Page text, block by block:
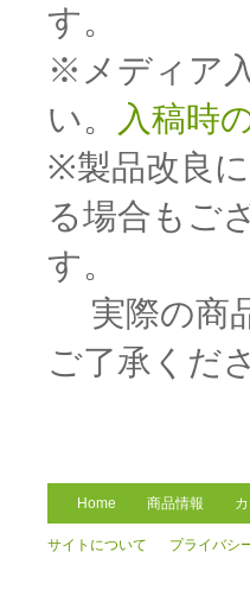
す。
※メディア
い。
入稿時
※製品改良
る場合もご
す。
実際の商
ご了承くだ
Home 商品情報
サイトについて プライバシ